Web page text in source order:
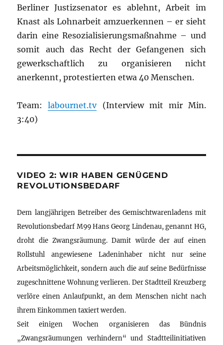
Berliner Justizsenator es ablehnt, Arbeit im
Knast als Lohnarbeit amzuerkennen – er sieht
darin eine Resozialisierungsmaßnahme – und
somit auch das Recht der Gefangenen sich
gewerkschaftlich zu organisieren nicht
anerkennt, protestierten etwa 40 Menschen.
Team:labournet.tv(Interview mit mir Min.
3:40)
VIDEO 2: WIR HABEN GENÜGEND
REVOLUTIONSBEDARF
Dem langjährigen Betreiber des Gemischtwarenladens mit
Revolutionsbedarf M99 Hans Georg Lindenau, genannt HG,
droht die Zwangsräumung. Damit würde der auf einen
Rollstuhl angewiesene Ladeninhaber nicht nur seine
Arbeitsmöglichkeit, sondern auch die auf seine Bedürfnisse
zugeschnittene Wohnung verlieren. Der Stadtteil Kreuzberg
verlöre einen Anlaufpunkt, an dem Menschen nicht nach
ihrem Einkommen taxiert werden.
Seit einigen Wochen organisieren das Bündnis
„Zwangsräumungen verhindern“ und Stadtteilinitiativen